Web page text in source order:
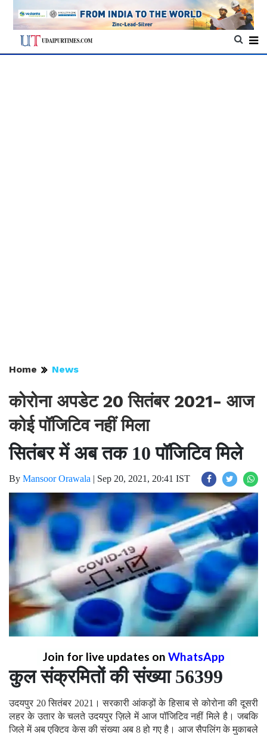
Home News
कोरोना अपडेट 20 सितंबर 2021- आज
कोई पॉजिटिव नहीं मिला
सितंबर में अब तक 10 पॉजिटिव मिले
By Mansoor Orawala | Sep 20, 2021, 20:41 IST
Join for live updates on WhatsApp
कुल संक्रमितों की संख्या 56399
उदयपुर 20 सितंबर 2021। सरकारी आंकड़ों के हिसाब से कोरोना की दूसरी
लहर के उतार के चलते उदयपुर ज़िले में आज पॉजिटिव नहीं मिले है। जबकि
जिले में अब एक्टिव केस की संख्या अब 8 हो गए है। आज सैपलिंग के मुकाबले